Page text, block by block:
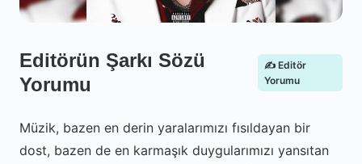
Editörün Şarkı Sözü
Yorumu
✍️ Editör
Yorumu
Müzik, bazen en derin yaralarımızı fısıldayan bir
dost, bazen de en karmaşık duygularımızı yansıtan